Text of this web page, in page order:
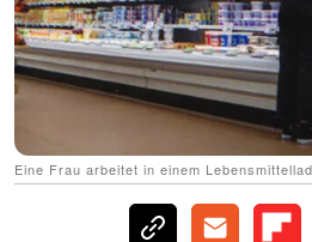
Eine Frau arbeitet in einem